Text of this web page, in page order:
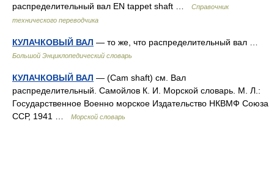
распределительный вал EN tappet shaft …
Справочник
технического переводчика
КУЛАЧКОВЫЙ ВАЛ — то же, что распределительный вал …
Большой Энциклопедический словарь
КУЛАЧКОВЫЙ ВАЛ — (Cam shaft) см. Вал
распределительный. Самойлов К. И. Морской словарь. М. Л.:
Государственное Военно морское Издательство НКВМФ Союза
ССР, 1941 …
Морской словарь